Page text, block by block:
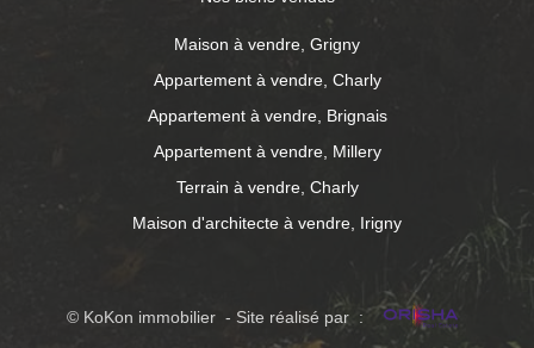
Maison à vendre, Grigny
Appartement à vendre, Charly
Appartement à vendre, Brignais
Appartement à vendre, Millery
Terrain à vendre, Charly
Maison d'architecte à vendre, Irigny
© KoKon immobilier - Site réalisé par :